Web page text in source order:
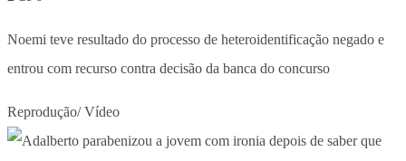
Noemi teve resultado do processo de heteroidentificação negado e
entrou com recurso contra decisão da banca do concurso
Reprodução/ Vídeo